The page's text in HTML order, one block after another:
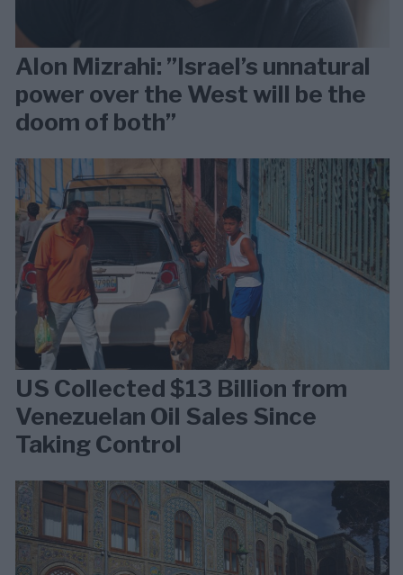
Alon Mizrahi: ”Israel’s unnatural
power over the West will be the
doom of both”
US Collected $13 Billion from
Venezuelan Oil Sales Since
Taking Control